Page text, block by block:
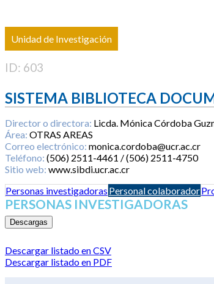
Unidad de Investigación
ID: 603
SISTEMA BIBLIOTECA
Director o directora: Licda. Mónica Córdoba
Área: OTRAS AREAS
Correo electrónico: monica.cordoba@ucr.ac.cr
Teléfono: (506) 2511-4461 / (506) 2511-4750
Sitio web: www.sibdi.ucr.ac.cr
Personas investigadoras Personal colaborador
PERSONAS INVESTIGADORAS
Descargas
Descargar listado en CSV
Descargar listado en PDF